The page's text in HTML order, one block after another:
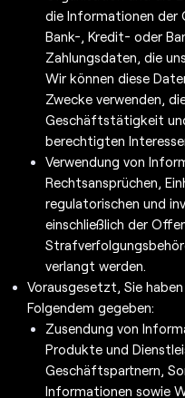
die Informationen der
Bank-, Kredit- oder
Zahlungsdaten, die
Wir können diese
Zwecke verwenden,
Geschäftstätigkeit
berechtigten
Verwendung von
Rechtsansprüchen,
regulatorischen und
einschließlich der
verlangt werden.
Vorausgesetzt, Sie
Folgendem gegeben:
Zusendung von
Produkte und
Geschäftspartnern,
Informationen sowie